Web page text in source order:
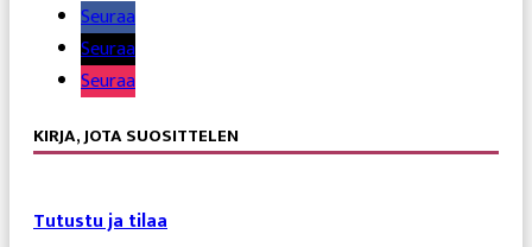
Seuraa
Seuraa
Seuraa
KIRJA, JOTA SUOSITTELEN
Tutustu ja tilaa